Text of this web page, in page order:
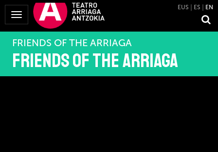
Toggle
Navigation
EUS ES EN
FRIENDS OF THE ARRIAGA
Friends of the Arriaga